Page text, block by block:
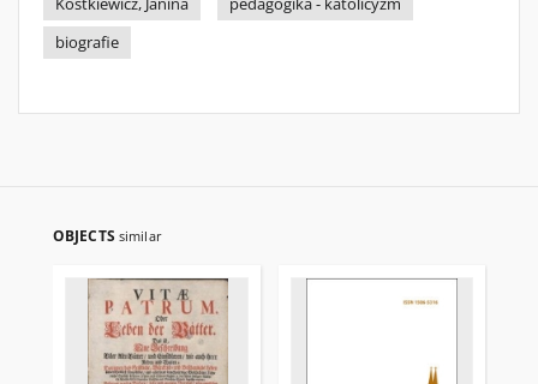
Kostkiewicz, Janina
pedagogika - katolicyzm
biografie
OBJECTS similar